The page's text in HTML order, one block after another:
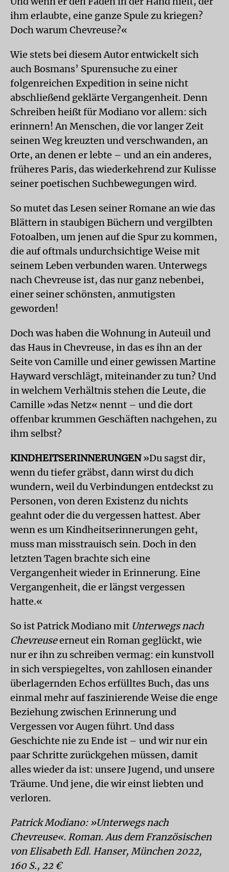
ihm erlaubte, eine ganze Spule zu kriegen?
Doch warum Chevreuse?«
Wie stets bei diesem Autor entwickelt sich
auch Bosmans’ Spurensuche zu einer
folgenreichen Expedition in seine nicht
abschließend geklärte Vergangenheit. Denn
Schreiben heißt für Modiano vor allem: sich
erinnern! An Menschen, die vor langer Zeit
seinen Weg kreuzten und verschwanden, an
Orte, an denen er lebte – und an ein anderes,
früheres Paris, das wiederkehrend zur Kulisse
seiner poetischen Suchbewegungen wird.
So mutet das Lesen seiner Romane an wie das
Blättern in staubigen Büchern und vergilbten
Fotoalben, um jenen auf die Spur zu kommen,
die auf oftmals undurchsichtige Weise mit
seinem Leben verbunden waren. Unterwegs
nach Chevreuse ist, das nur ganz nebenbei,
einer seiner schönsten, anmutigsten
geworden!
Doch was haben die Wohnung in Auteuil und
das Haus in Chevreuse, in das es ihn an der
Seite von Camille und einer gewissen Martine
Hayward verschlägt, miteinander zu tun? Und
in welchem Verhältnis stehen die Leute, die
Camille »das Netz« nennt – und die dort
offenbar krummen Geschäften nachgehen, zu
ihm selbst?
KINDHEITSERINNERUNGEN»Du sagst dir,
wenn du tiefer gräbst, dann wirst du dich
wundern, weil du Verbindungen entdeckst zu
Personen, von deren Existenz du nichts
geahnt oder die du vergessen hattest. Aber
wenn es um Kindheitserinnerungen geht,
muss man misstrauisch sein. Doch in den
letzten Tagen brachte sich eine
Vergangenheit wieder in Erinnerung. Eine
Vergangenheit, die er längst vergessen
hatte.«
So ist Patrick Modiano mit Unterwegs nach
Chevreuseerneut ein Roman geglückt, wie
nur er ihn zu schreiben vermag: ein kunstvoll
in sich verspiegeltes, von zahllosen einander
überlagernden Echos erfülltes Buch, das uns
einmal mehr auf faszinierende Weise die enge
Beziehung zwischen Erinnerung und
Vergessen vor Augen führt. Und dass
Geschichte nie zu Ende ist – und wir nur ein
paar Schritte zurückgehen müssen, damit
alles wieder da ist: unsere Jugend, und unsere
Träume. Und jene, die wir einst liebten und
verloren.
Patrick Modiano: »Unterwegs nach
Chevreuse«. Roman. Aus dem Französischen
von Elisabeth Edl. Hanser, Mün­chen 2022,
160 S., 22 €